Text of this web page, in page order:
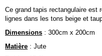
Ce grand tapis rectangulaire est
lignes dans les tons beige et
Dimensions : 300cm x 200cm
Matière : Jute